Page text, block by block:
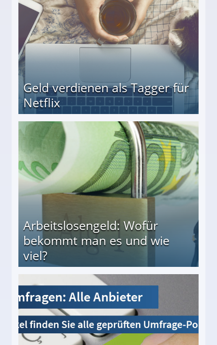
Geld verdienen als Tagger für
Netflix
Arbeitslosengeld: Wofür
bekommt man es und wie
viel?
und wie viel?